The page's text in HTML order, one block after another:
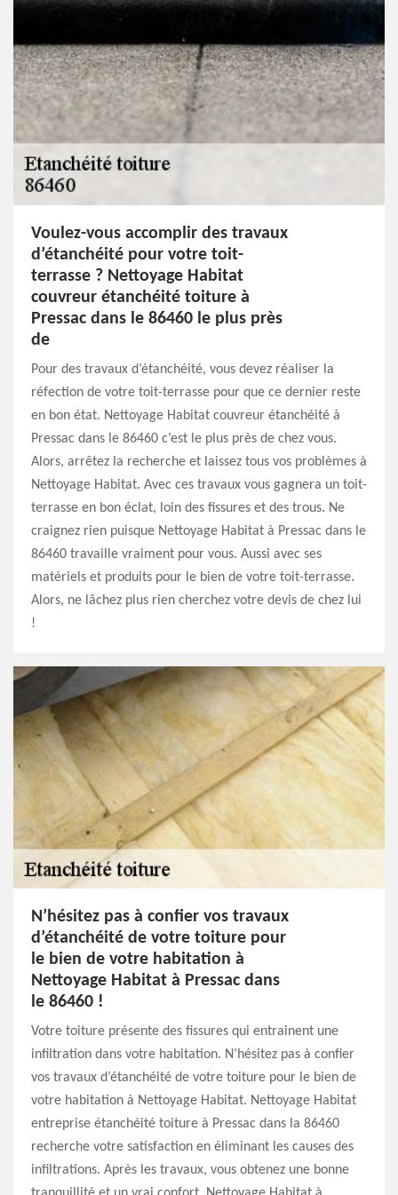
Voulez-vous accomplir des travaux
d’étanchéité pour votre toit-
terrasse ? Nettoyage Habitat
couvreur étanchéité toiture à
Pressac dans le 86460 le plus près
de
Pour des travaux d’étanchéité, vous devez réaliser la
réfection de votre toit-terrasse pour que ce dernier reste
en bon état. Nettoyage Habitat couvreur étanchéité à
Pressac dans le 86460 c’est le plus près de chez vous.
Alors, arrêtez la recherche et laissez tous vos problèmes à
Nettoyage Habitat. Avec ces travaux vous gagnera un toit-
terrasse en bon éclat, loin des fissures et des trous. Ne
craignez rien puisque Nettoyage Habitat à Pressac dans le
86460 travaille vraiment pour vous. Aussi avec ses
matériels et produits pour le bien de votre toit-terrasse.
Alors, ne lâchez plus rien cherchez votre devis de chez lui
!
N’hésitez pas à confier vos travaux
d’étanchéité de votre toiture pour
le bien de votre habitation à
Nettoyage Habitat à Pressac dans
le 86460 !
Votre toiture présente des fissures qui entrainent une
infiltration dans votre habitation. N’hésitez pas à confier
vos travaux d’étanchéité de votre toiture pour le bien de
votre habitation à Nettoyage Habitat. Nettoyage Habitat
entreprise étanchéité toiture à Pressac dans la 86460
recherche votre satisfaction en éliminant les causes des
infiltrations. Après les travaux, vous obtenez une bonne